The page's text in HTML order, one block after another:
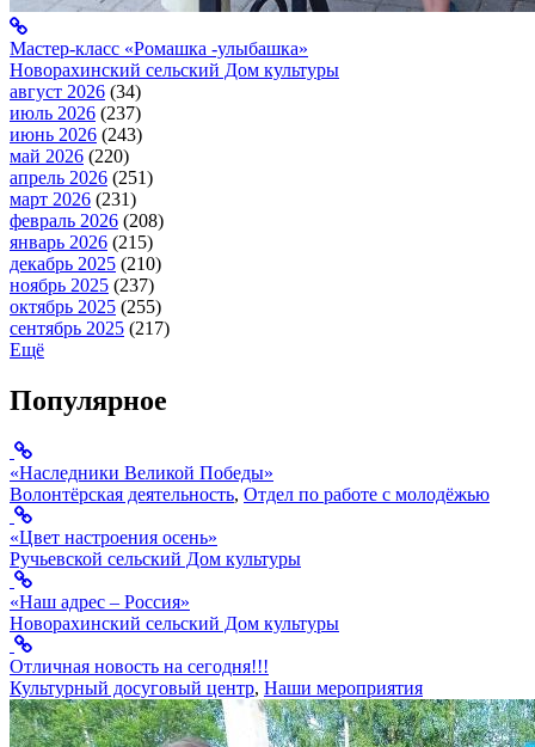
Мастер-класс «Ромашка -улыбашка»
Новорахинский сельский Дом культуры
август 2026 (34)
июль 2026 (237)
июнь 2026 (243)
май 2026 (220)
апрель 2026 (251)
март 2026 (231)
февраль 2026 (208)
январь 2026 (215)
декабрь 2025 (210)
ноябрь 2025 (237)
октябрь 2025 (255)
сентябрь 2025 (217)
Ещё
Популярное
«Наследники Великой Победы»
Волонтёрская деятельность, Отдел по работе с молодёжью
«Цвет настроения осень»
Ручьевской сельский Дом культуры
«Наш адрес – Россия»
Новорахинский сельский Дом культуры
Отличная новость на сегодня!!!
Культурный досуговый центр, Наши мероприятия